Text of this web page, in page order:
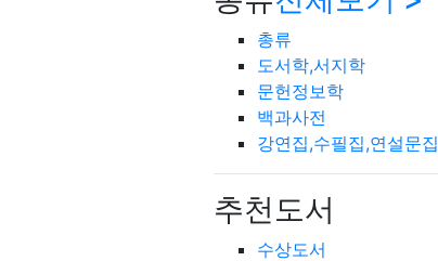
총류
도서학,서지학
문헌정보학
백과사전
강연집,수필집,연설문집
추천도서
수상도서